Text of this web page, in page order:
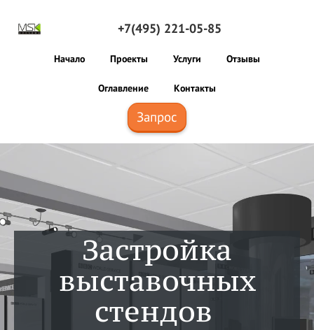
+7(495) 221-05-85
Начало Проекты Услуги Отзывы
Оглавление Контакты
Запрос
Застройка
выставочных
стендов